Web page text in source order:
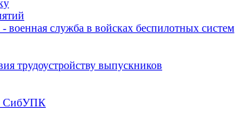
- военная служба в войсках беспилотных систем
трудоустройству выпускников
СибУПК